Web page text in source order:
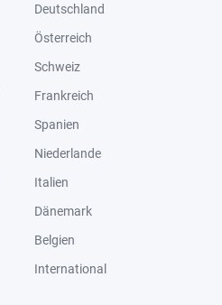
Deutschland
Österreich
Schweiz
Frankreich
Spanien
Niederlande
Italien
Dänemark
Belgien
International